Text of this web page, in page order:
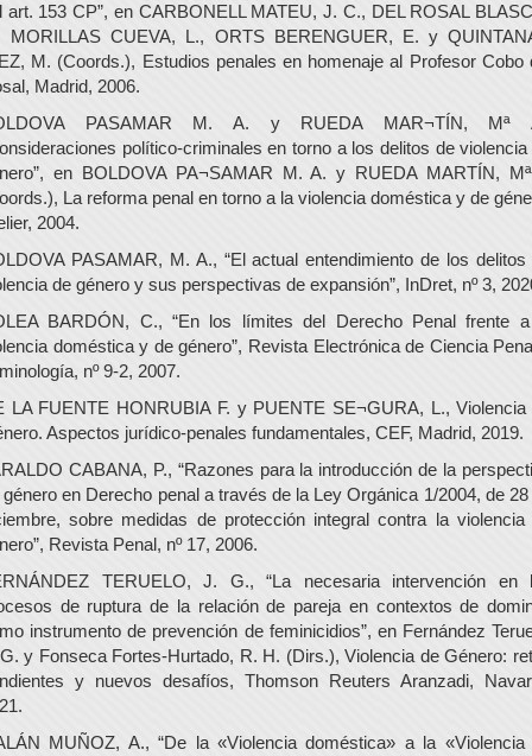
art. 153 CP”, en CARBONELL MATEU, J. C., DEL ROSAL
MORILLAS CUEVA, L., ORTS BERENGUER, E. y
M. (Coords.), Estudios penales en homenaje al Profesor Cobo
Madrid, 2006.
PASAMAR M. A. y RUEDA MAR¬TÍN, Mª
político-criminales en torno a los delitos de violencia
en BOLDOVA PA¬SAMAR M. A. y RUEDA MARTÍN,
La reforma penal en torno a la violencia doméstica y de
2004.
PASAMAR, M. A., “El actual entendimiento de los delitos
de género y sus perspectivas de expansión”, InDret, nº 3,
BARDÓN, C., “En los límites del Derecho Penal frente
doméstica y de género”, Revista Electrónica de Ciencia
nº 9-2, 2007.
LA FUENTE HONRUBIA F. y PUENTE SE¬GURA, L., Violencia
Aspectos jurídico-penales fundamentales, CEF, Madrid, 2019.
CABANA, P., “Razones para la introducción de la
género en Derecho penal a través de la Ley Orgánica 1/2004, de 28
sobre medidas de protección integral contra la violencia
Revista Penal, nº 17, 2006.
TERUELO, J. G., “La necesaria intervención en
de ruptura de la relación de pareja en contextos de
instrumento de prevención de feminicidios”, en Fernández
y Fonseca Fortes-Hurtado, R. H. (Dirs.), Violencia de Género:
y nuevos desafíos, Thomson Reuters Aranzadi,
MUÑOZ, A., “De la «Violencia doméstica» a la «Violencia